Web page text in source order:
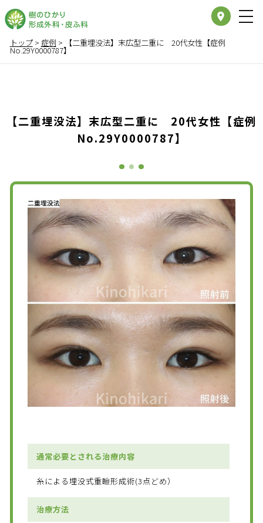
place
トップ> 症例 > 【二重埋没法】末広型二重に 20代女性【症例
No.29Y0000787】
【二重埋没法】末広型二重に 20代女性【症例
No.29Y0000787】
通常必要とされる治療内容
糸による埋没式重瞼形成術(3点どめ）
治療方法